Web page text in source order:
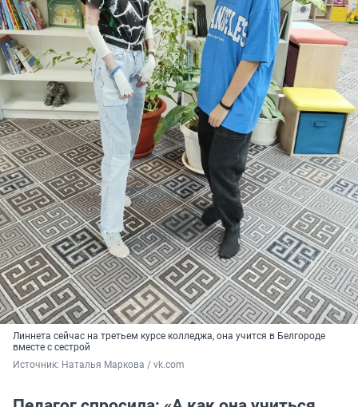
Линнета сейчас на третьем курсе колледжа, она учится в Белгороде
вместе с сестрой
Источник: Наталья Маркова / vk.com